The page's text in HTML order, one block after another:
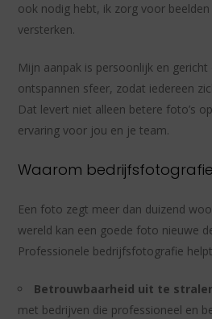
ook nodig hebt, ik zorg voor
versterken.
Mijn aanpak is persoonlijk en
ontspannen sfeer, zodat iedereen
Dat levert niet alleen betere foto’s
ervaring voor jou en je team.
Waarom
Een foto zegt meer dan duizend
wereld kan een goede foto nieuwe
Professionele bedrijfsfotografie
Betrouwbaarheid uit te
met bedrijven die professioneel en